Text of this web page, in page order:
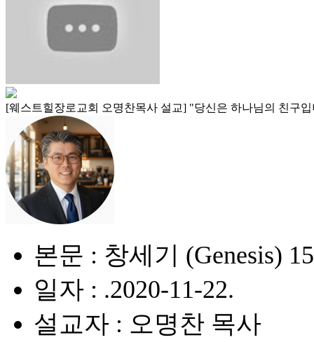
[웨스트힐장로교회 오명찬목사 설교] "당신은 하나님의 친구
본문 : 창세기 (Genesis)
일자 : .2020-11-22.
설교자 : 오명찬 목사